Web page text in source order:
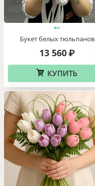
Букет белых тюльпанов
13 560 ₽
КУПИТЬ